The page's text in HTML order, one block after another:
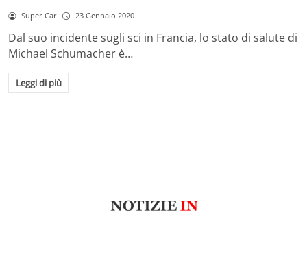
Super Car 23 Gennaio 2020
Dal suo incidente sugli sci in Francia, lo stato di salute di
Michael Schumacher è…
Leggi di più